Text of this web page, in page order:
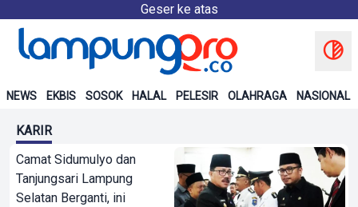
Geser ke atas
NEWS EKBIS SOSOK HALAL PELESIR OLAHRAGA NASIONAL
KARIR
Camat Sidumulyo dan
Tanjungsari Lampung
Selatan Berganti, ini